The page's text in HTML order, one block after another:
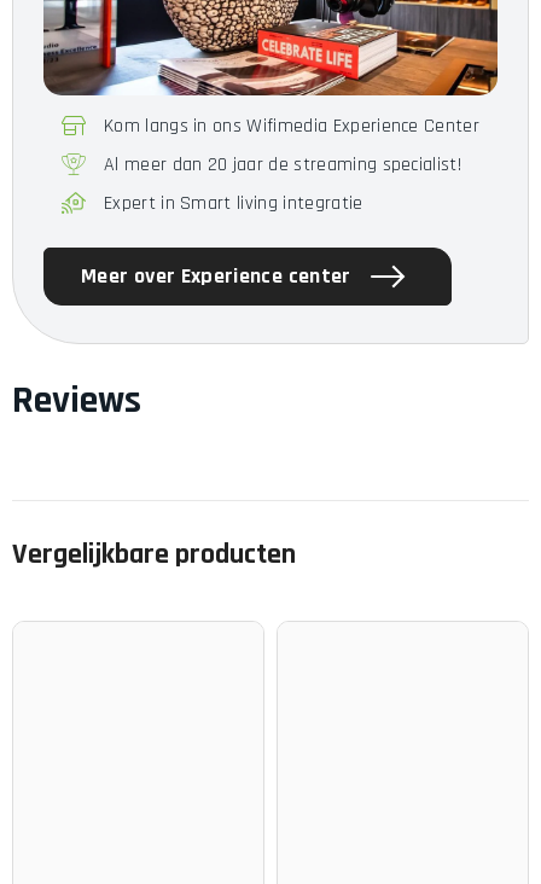
Kom langs in ons Wifimedia Experience Center
Al meer dan 20 jaar de streaming specialist!
Expert in Smart living integratie
Meer over Experience center
Reviews
Vergelijkbare producten